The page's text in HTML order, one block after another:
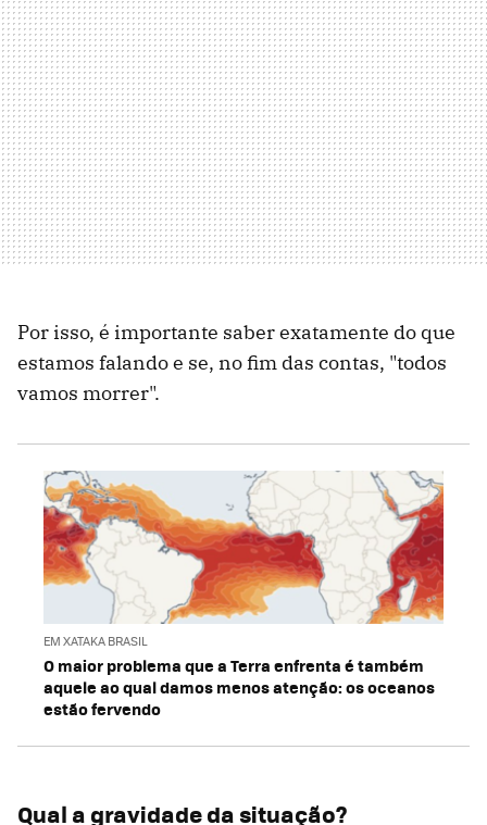
Por isso, é importante saber exatamente do que
estamos falando e se, no fim das contas, "todos
vamos morrer".
EM XATAKA BRASIL
O maior problema que a Terra enfrenta é também
aquele ao qual damos menos atenção: os oceanos
estão fervendo
Qual a gravidade da situação?